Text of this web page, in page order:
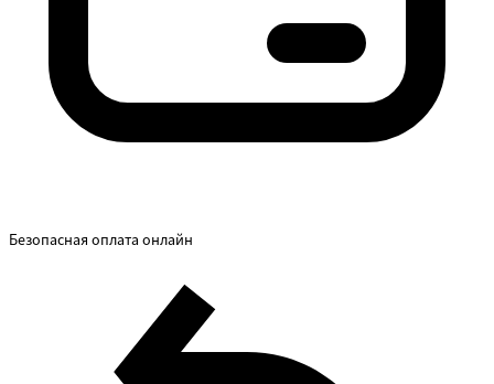
Безопасная оплата онлайн